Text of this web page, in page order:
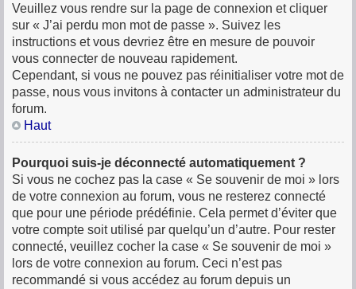
Veuillez vous rendre sur la page de connexion et cliquer
sur « J’ai perdu mon mot de passe ». Suivez les
instructions et vous devriez être en mesure de pouvoir
vous connecter de nouveau rapidement.
Cependant, si vous ne pouvez pas réinitialiser votre mot de
passe, nous vous invitons à contacter un administrateur du
forum.
Haut
Pourquoi suis-je déconnecté automatiquement ?
Si vous ne cochez pas la case « Se souvenir de moi » lors
de votre connexion au forum, vous ne resterez connecté
que pour une période prédéfinie. Cela permet d’éviter que
votre compte soit utilisé par quelqu’un d’autre. Pour rester
connecté, veuillez cocher la case « Se souvenir de moi »
lors de votre connexion au forum. Ceci n’est pas
recommandé si vous accédez au forum depuis un